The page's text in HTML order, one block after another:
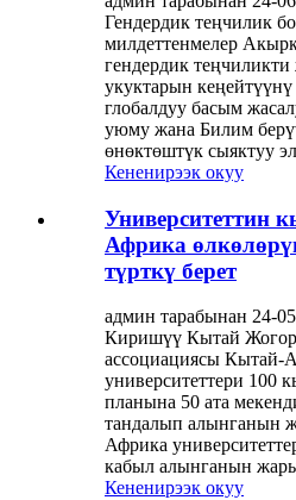
Гендердик теңчилик
милдеттенмелер
гендердик
укуктарын кеңейтүүнү
глобалдуу басым
уюму жана Билим
өнөктөштүк сыяктуу
Кененирээк окуу
Университеттин
Африка
түрткү берет
админ тарабынан 24-
Киришүү Кытай
ассоциациясы Кытай-
университеттери 100
планына 50 ата
тандалып алынганын
Африка
кабыл алынганын
Кененирээк окуу